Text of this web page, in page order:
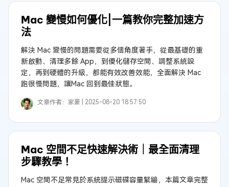
Mac 變慢如何優化|一篇教你完整加速方
法
解決 Mac 變慢的問題需要從多個角度著手，從最基礎的重
新啟動、清理多餘 App，到優化儲存空間、調整系統設
定，再到硬體的升級，都能有效改善效能，全面解決 Mac
跑很慢問題，讓Mac 回到最佳狀態。
文章作者： 家豪 | 2025-08-20 18:57:50
Mac 空間不足快速解決術｜最全面清理
步驟教學！
Mac 空間不足常見於系統提示磁碟容量緊繃，本篇文章完整